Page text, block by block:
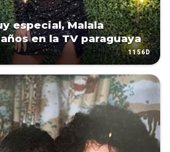
especial, Malala
en la TV paraguaya
1156D